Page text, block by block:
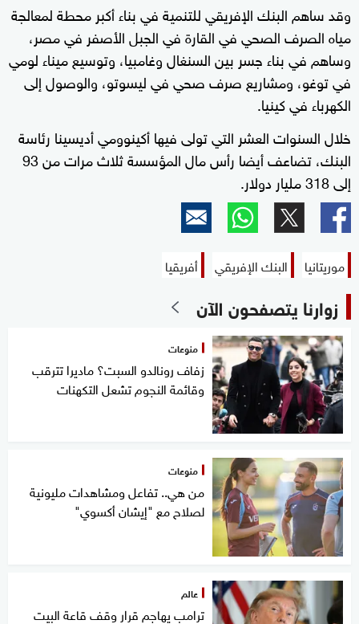
وقد ساهم البنك الإفريقي للتنمية في بناء أكبر محطة لمعالجة
مياه الصرف الصحي في القارة في الجبل الأصفر في مصر،
وساهم في بناء جسر بين السنغال وغامبيا، وتوسيع ميناء لومي
في توغو، ومشاريع صرف صحي في ليسوتو، والوصول إلى
الكهرباء في كينيا.
خلال السنوات العشر التي تولى فيها أكينوومي أديسينا رئاسة
البنك، تضاعف أيضا رأس مال المؤسسة ثلاث مرات من 93
إلى 318 مليار دولار.
موريتانيا البنك الإفريقي أفريقيا
زوارنا يتصفحون الآن
منوعات
زفاف رونالدو السبت؟ ماديرا تترقب
وقائمة النجوم تشعل التكهنات
منوعات
من هي.. تفاعل ومشاهدات مليونية
لصلاح مع "إيشان أكسوي"
عالم
ترامب يهاجم قرار وقف قاعة البيت